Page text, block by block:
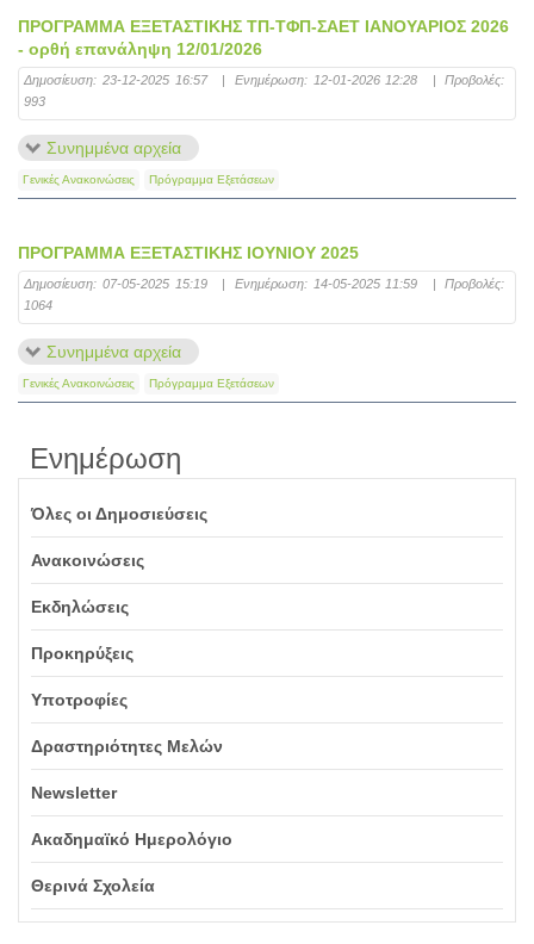
ΠΡΟΓΡΑΜΜΑ ΕΞΕΤΑΣΤΙΚΗΣ ΤΠ-ΤΦΠ-ΣΑΕΤ ΙΑΝΟΥΑΡΙΟΣ 2026
- ορθή επανάληψη 12/01/2026
Δημοσίευση: 23-12-2025 16:57 | Ενημέρωση: 12-01-2026 12:28 |
Προβολές:
993
Συνημμένα αρχεία
Γενικές Ανακοινώσεις Πρόγραμμα Εξετάσεων
ΠΡΟΓΡΑΜΜΑ ΕΞΕΤΑΣΤΙΚΗΣ ΙΟΥΝΙΟΥ 2025
Δημοσίευση: 07-05-2025 15:19 | Ενημέρωση: 14-05-2025 11:59 |
Προβολές:
1064
Συνημμένα αρχεία
Γενικές Ανακοινώσεις Πρόγραμμα Εξετάσεων
Ενημέρωση
Όλες οι Δημοσιεύσεις
Ανακοινώσεις
Εκδηλώσεις
Προκηρύξεις
Υποτροφίες
Δραστηριότητες Μελών
Newsletter
Ακαδημαϊκό Ημερολόγιο
Θερινά Σχολεία